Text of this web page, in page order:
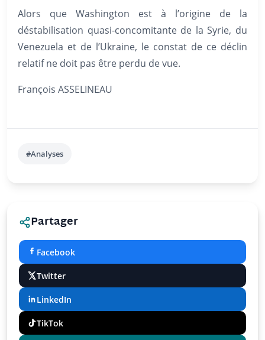
Alors que Washington est à l’origine de la
déstabilisation quasi-concomitante de la Syrie, du
Venezuela et de l’Ukraine, le constat de ce déclin
relatif ne doit pas être perdu de vue.
François ASSELINEAU
#Analyses
Partager
Facebook
Twitter
LinkedIn
TikTok